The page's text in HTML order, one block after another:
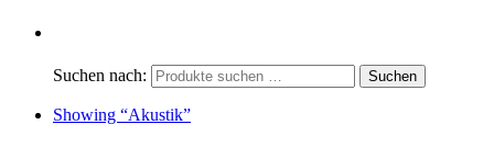
Suchen nach:
Showing “Akustik”